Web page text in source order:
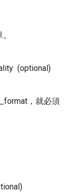
(optional)
，就必須